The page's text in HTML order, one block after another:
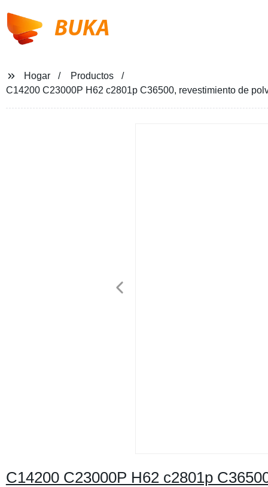
BUKA
Hogar
Productos
C14200 C23000P H62 c2801p C36500, revestimiento de
C14200 C23000P H62 c2801p